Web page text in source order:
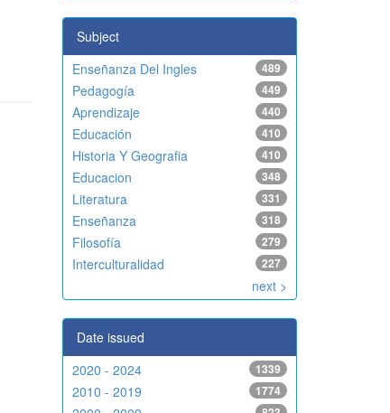
Subject
489
Enseñanza Del Ingles
449
Pedagogía
440
Aprendizaje
410
Educación
410
Historia Y Geografia
348
Educacion
331
Literatura
318
Enseñanza
279
Filosofía
227
Interculturalidad
next >
Date issued
1339
2020 - 2024
1774
2010 - 2019